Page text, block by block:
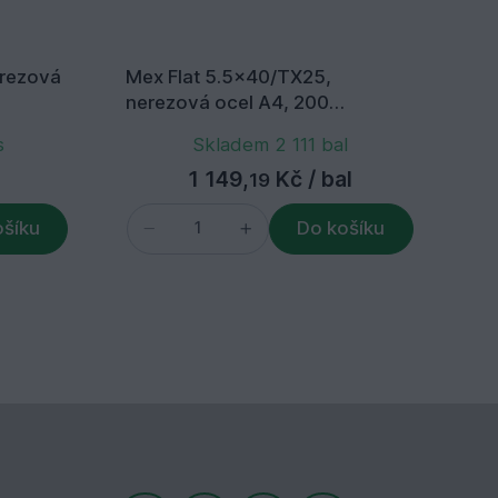
Mex Flat 5.5x40/TX25,
nerezová ocel A4, 200
Skladem 2 111 bal
1 149,19 Kč / bal
Do košíku